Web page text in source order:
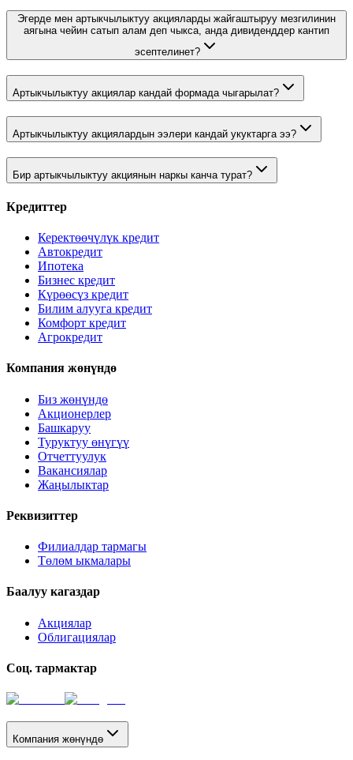
Эгерде мен артыкчылыктуу акцияларды жайгаштыруу мезгилинин
аягына чейин сатып алам деп чыкса, анда дивиденддер кантип
эсептелинет?
Артыкчылыктуу акциялар кандай формада чыгарылат?
Артыкчылыктуу акциялардын ээлери кандай укуктарга ээ?
Бир артыкчылыктуу акциянын наркы канча турат?
Кредиттер
Керектөөчүлүк кредит
Автокредит
Ипотека
Бизнес кредит
Күрөөсүз кредит
Билим алууга кредит
Комфорт кредит
Агрокредит
Компания жөнүндө
Биз жөнүндө
Акционерлер
Башкаруу
Туруктуу өнүгүү
Отчеттуулук
Вакансиялар
Жаңылыктар
Реквизиттер
Филиалдар тармагы
Төлөм ыкмалары
Баалуу кагаздар
Акциялар
Облигациялар
Соц. тармактар
Компания жөнүндө